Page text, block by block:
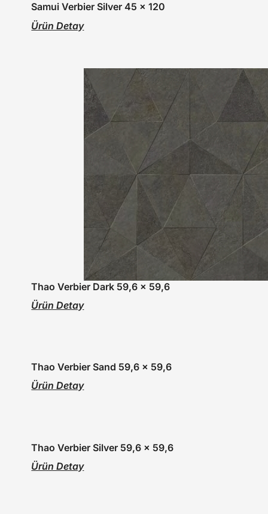
Samui Verbier Silver 45 x 120
Ürün Detay
Thao Verbier Dark 59,6 x 59,6
Ürün Detay
Thao Verbier Sand 59,6 x 59,6
Ürün Detay
Thao Verbier Silver 59,6 x 59,6
Ürün Detay